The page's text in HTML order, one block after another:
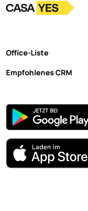
LogoZur Startseite
Office-Liste
Empfohlenes CRM